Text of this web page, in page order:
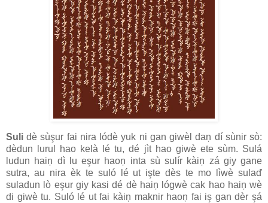
Suli dè sùşur fai nira lódè yuk ni gan giwèl daņ dí sùnir sò:
dèdun lurul hao kelà lé tu, dé jìt hao giwè ete sùm. Sulá
ludun haiņ dì lu eşur haoņ inta sù sulír kàiņ zá giy gane
sutra, au nira èk te suló lé ut işte dès te mo lìwè sulaď
suladun lò eşur giy kasi dé dè haiņ lógwè cak hao haiņ wè
di giwè tu. Suló lé ut fai kàiņ maknir haoņ fai iş gan dèr şá